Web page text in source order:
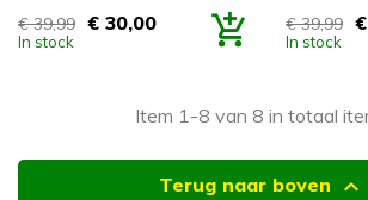
Prijs
€ 39,99 € 30,00
In stock
Prijs
€ 39,99
In stock
Item 1-8 van 8 in totaal
Terug naar boven 